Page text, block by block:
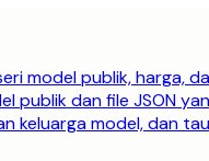
model publik, harga,
publik dan file JSON
keluarga model, dan